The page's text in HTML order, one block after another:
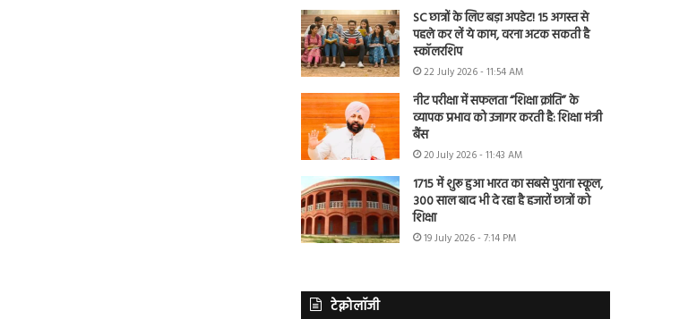
SC छात्रों के लिए बड़ा अपडेट! 15 अगस्त से
पहले कर लें ये काम, वरना अटक सकती है
स्कॉलरशिप
22 July 2026 - 11:54 AM
नीट परीक्षा में सफलता “शिक्षा क्रांति” के
व्यापक प्रभाव को उजागर करती है: शिक्षा मंत्री
बैंस
20 July 2026 - 11:43 AM
1715 में शुरू हुआ भारत का सबसे पुराना स्कूल,
300 साल बाद भी दे रहा है हजारों छात्रों को
शिक्षा
19 July 2026 - 7:14 PM
टेक्नोलॉजी